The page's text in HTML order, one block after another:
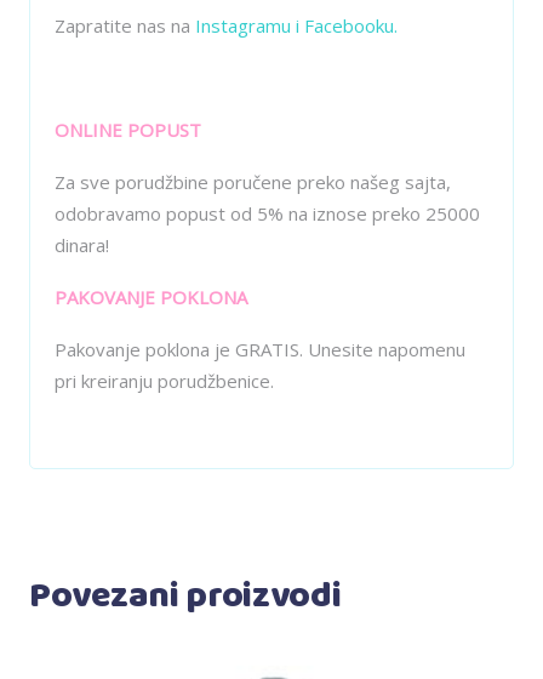
Zapratite nas na Instagramu i Facebooku.
ONLINE POPUST
Za sve porudžbine poručene preko našeg sajta,
odobravamo popust od 5% na iznose preko 25000
dinara!
PAKOVANJE POKLONA
Pakovanje poklona je GRATIS. Unesite napomenu
pri kreiranju porudžbenice.
Povezani proizvodi